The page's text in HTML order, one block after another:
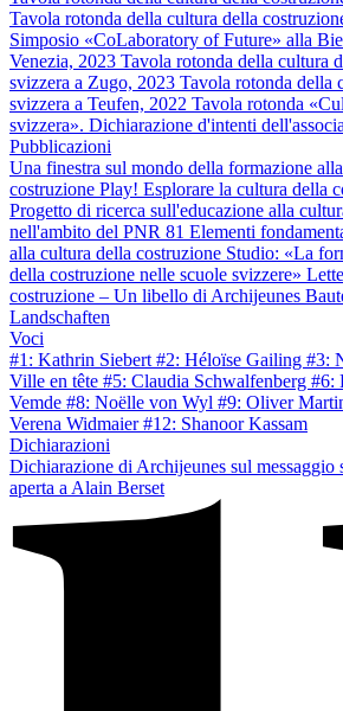
Tavola rotonda della cultura della
Simposio «CoLaboratory of Future» alla
Venezia, 2023 Tavola rotonda della cultura
svizzera a Zugo, 2023 Tavola rotonda della
svizzera a Teufen, 2022 Tavola rotonda
svizzera». Dichiarazione d'intenti
Pubblicazioni
Una finestra sul mondo della formazione
costruzione Play! Esplorare la cultura della
Progetto di ricerca sull'educazione alla
nell'ambito del PNR 81 Elementi
alla cultura della costruzione Studio: «La
della costruzione nelle scuole svizzere»
costruzione – Un libello di Archijeunes
Landschaften
Voci
#1: Kathrin Siebert #2: Héloïse Gailing #3:
Ville en tête #5: Claudia Schwalfenberg #6:
Vemde #8: Noëlle von Wyl #9: Oliver
Verena Widmaier#12: Shanoor Kassam
Dichiarazioni
Dichiarazione di Archijeunes sul messaggio
aperta a Alain Berset